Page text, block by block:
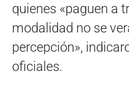
quienes «paguen a
modalidad no se
percepción»,
oficiales.